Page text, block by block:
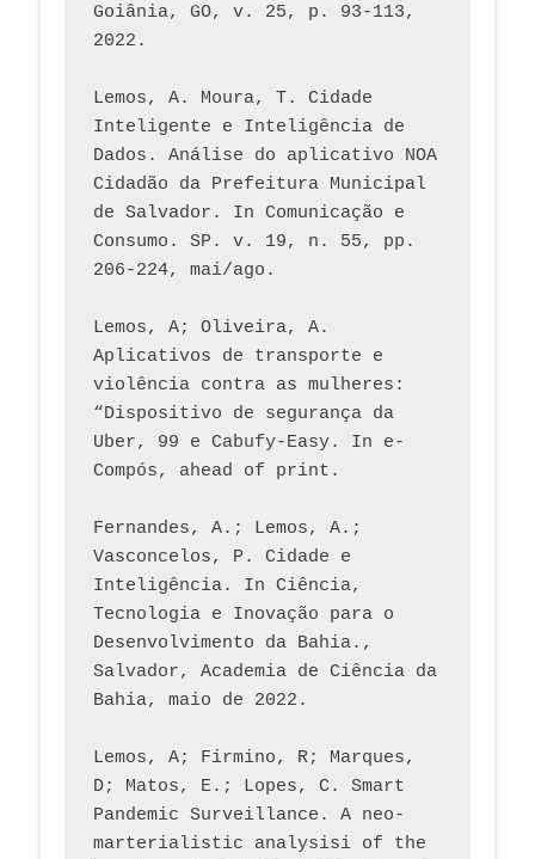
Goiânia, GO, v. 25, p. 93-113,
2022.
Lemos, A. Moura, T. Cidade
Inteligente e Inteligência de
Dados. Análise do aplicativo NOA
Cidadão da Prefeitura Municipal
de Salvador. In Comunicação e
Consumo. SP. v. 19, n. 55, pp.
206-224, mai/ago.
Lemos, A; Oliveira, A.
Aplicativos de transporte e
violência contra as mulheres:
“Dispositivo de segurança da
Uber, 99 e Cabufy-Easy. In e-
Compós, ahead of print.
Fernandes, A.; Lemos, A.;
Vasconcelos, P. Cidade e
Inteligência. In Ciência,
Tecnologia e Inovação para o
Desenvolvimento da Bahia.,
Salvador, Academia de Ciência da
Bahia, maio de 2022.
Lemos, A; Firmino, R; Marques,
D; Matos, E.; Lopes, C. Smart
Pandemic Surveillance. A neo-
marterialistic analysisi of the